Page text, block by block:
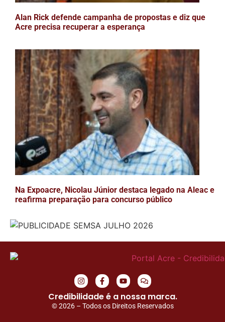
Alan Rick defende campanha de propostas e diz que
Acre precisa recuperar a esperança
Na Expoacre, Nicolau Júnior destaca legado na Aleac e
reafirma preparação para concurso público
Credibilidade é a nossa marca.
© 2026 – Todos os Direitos Reservados